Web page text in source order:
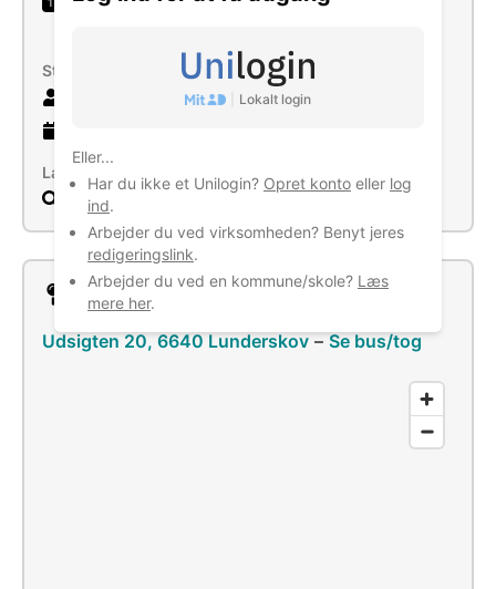
Lokalt login
Eller...
Har du ikke et Unilogin? Opret konto eller log
ind.
Arbejder du ved virksomheden? Benyt jeres
redigeringslink.
Arbejder du ved en kommune/skole? Læs
mere her.
Størrelse
Læs mere
Søg
Lokation
Udsigten 20, 6640 Lunderskov – Se bus/tog